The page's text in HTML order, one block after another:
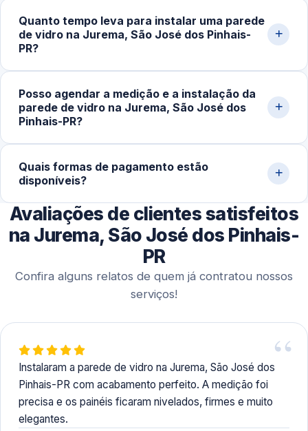
ao toque, infiltração de ar, ruído excessivo, trincas ou
perda de vedação entre os módulos. Movimentação nas
Quanto tempo leva para instalar uma parede
de vidro na Jurema, São José dos Pinhais-
PR?
temperado, instalações simples levam entre 3 e 6 horas.
Projetos maiores, como fechamentos amplos e
Posso agendar a medição e a instalação da
parede de vidro na Jurema, São José dos
Pinhais-PR?
disponibilidade do cliente, incluindo finais de semana,
para realizar medição, orçamento e montagem de
paredes de vidro em residências e comércios.
Quais formas de pagamento estão
disponíveis?
Aceitamos Pix, dinheiro, cartões de crédito e débito,
além de transferência bancária para facilitar o processo.
Avaliações de clientes satisfeitos
na Jurema, São José dos Pinhais-
PR
Confira alguns relatos de quem já contratou nossos
serviços!
Instalaram a parede de vidro na Jurema, São José dos
Pinhais-PR com acabamento perfeito. A medição foi
precisa e os painéis ficaram nivelados, firmes e muito
elegantes.